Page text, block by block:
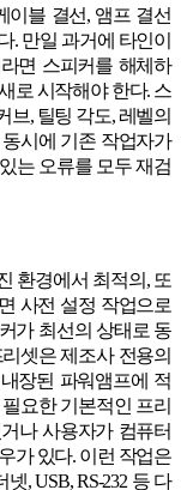
이블 결선, 앰프 결선
. 만일 과거에 타인이
면 스피커를 해체하
로 시작해야 한다. 스
브, 틸팅 각도, 레벨의
시에 기존 작업자가
는 오류를 모두 재검
환경에서 최적의, 또
사전 설정 작업으로
가 최선의 상태로 동
셋은 제조사 전용의
장된 파워앰프에 적
요한 기본적인 프리
나 사용자가 컴퓨터
가 있다. 이런 작업은
, USB, RS-232 등 다